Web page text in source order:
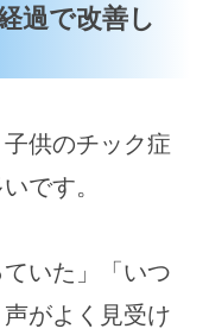
過で改善し
供のチック症
です。
いた」「いつ
がよく見受け